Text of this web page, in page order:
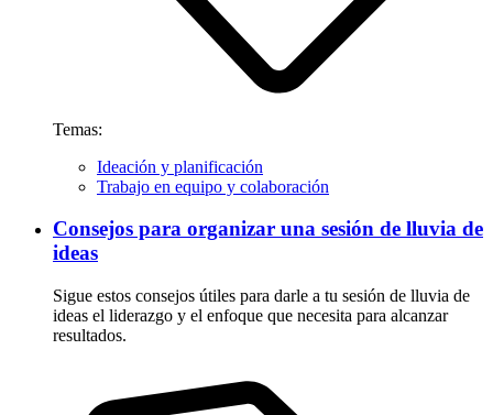
Temas:
Ideación y planificación
Trabajo en equipo y colaboración
Consejos para organizar una sesión de lluvia de
ideas
Sigue estos consejos útiles para darle a tu sesión de lluvia de
ideas el liderazgo y el enfoque que necesita para alcanzar
resultados.